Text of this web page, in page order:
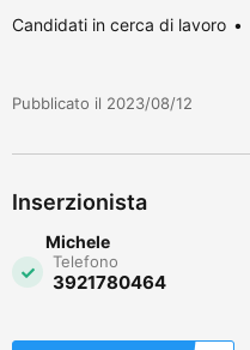
Candidati in cerca di lavoro
Pubblicato il 2023/08/12
Inserzionista
Michele
Telefono
3921780464